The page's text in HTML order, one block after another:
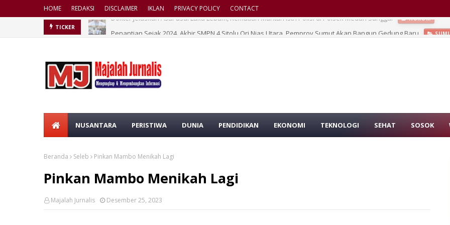
HOME REDAKSI DISCLAIMER IKLAN PRIVACY POLICY CONTACT
TICKER Penantian Sejak 2024, Akhir SMPN 4 Sitolu Ori Nias Utara, Pemprov Sumut Akan Bangun Gedung Baru
NUSANTARA PERISTIWA DUNIA PENDIDIKAN EKONOMI TEKNOLOGI SEHAT SOSOK
Beranda Seleb Pinkan Mambo Menikah Lagi
Pinkan Mambo Menikah Lagi
Majalah Jurnalis Desember 25, 2023